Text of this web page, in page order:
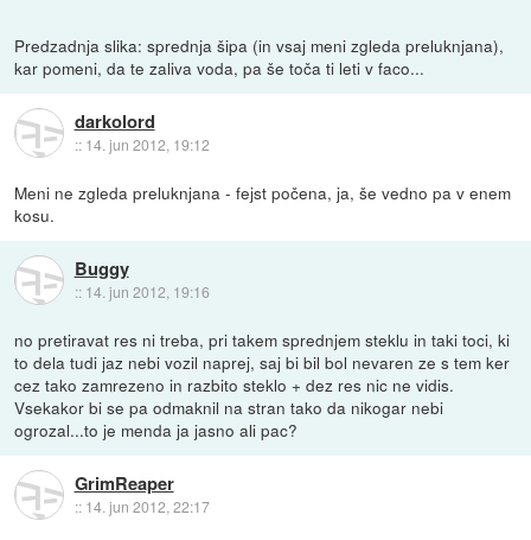
Predzadnja slika: sprednja šipa (in vsaj meni zgleda preluknjana),
kar pomeni, da te zaliva voda, pa še toča ti leti v faco...
darkolord
:: 14. jun 2012, 19:12
Meni ne zgleda preluknjana - fejst počena, ja, še vedno pa v enem
kosu.
Buggy
:: 14. jun 2012, 19:16
no pretiravat res ni treba, pri takem sprednjem steklu in taki toci, ki
to dela tudi jaz nebi vozil naprej, saj bi bil bol nevaren ze s tem ker
cez tako zamrezeno in razbito steklo + dez res nic ne vidis.
Vsekakor bi se pa odmaknil na stran tako da nikogar nebi
ogrozal...to je menda ja jasno ali pac?
GrimReaper
:: 14. jun 2012, 22:17